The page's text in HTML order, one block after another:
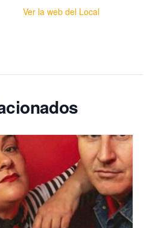
Ver la web del Local